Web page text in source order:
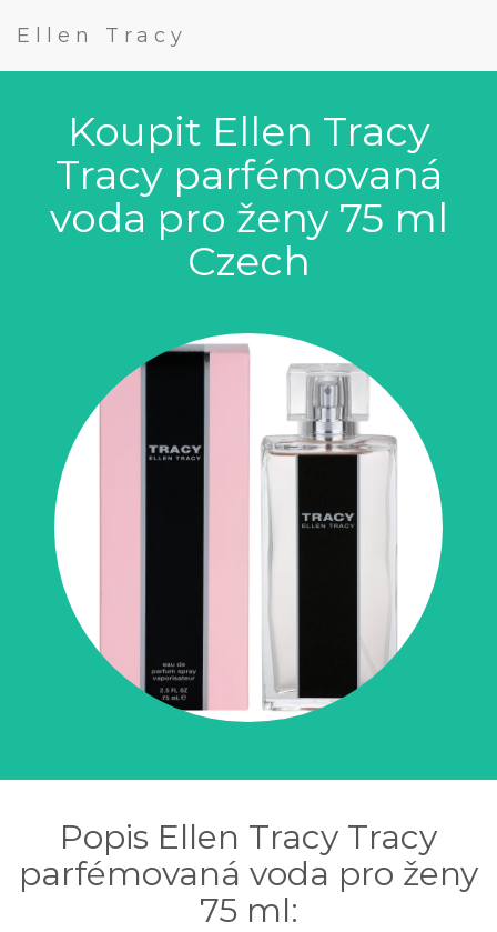
Ellen Tracy
Koupit Ellen Tracy
Tracy parfémovaná
voda pro ženy 75 ml
Czech
Popis Ellen Tracy Tracy
parfémovaná voda pro ženy
75 ml: